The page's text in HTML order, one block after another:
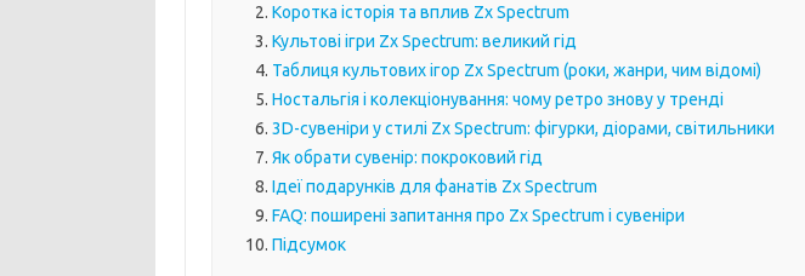
Коротка історія та вплив Zx Spectrum
Культові ігри Zx Spectrum: великий гід
Таблиця культових ігор Zx Spectrum (роки, жанри, чим відомі)
Ностальгія і колекціонування: чому ретро знову у тренді
3D-сувеніри у стилі Zx Spectrum: фігурки, діорами, світильники
Як обрати сувенір: покроковий гід
Ідеї подарунків для фанатів Zx Spectrum
FAQ: поширені запитання про Zx Spectrum і сувеніри
Підсумок